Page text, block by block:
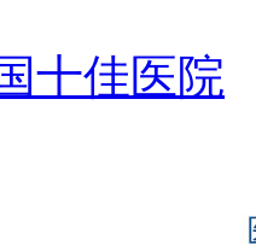
十佳医院